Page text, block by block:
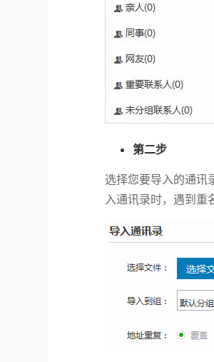
第二步
选择您要导入的通讯
入通讯录时，遇到重